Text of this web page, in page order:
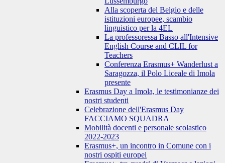
Alla scoperta del Belgio e delle
istituzioni europee, scambio
linguistico per la 4EL
La professoressa Basso all'Intensive
English Course and CLIL for
Teachers
Conferenza Erasmus+ Wanderlust a
Saragozza, il Polo Liceale di Imola
presente
Erasmus Day a Imola, le testimonianze dei
nostri studenti
Celebrazione dell'Erasmus Day
FACCIAMO SQUADRA
Mobilità docenti e personale scolastico
2022-2023
Erasmus+, un incontro in Comune con i
nostri ospiti europei